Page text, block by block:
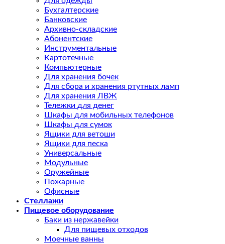
Бухгалтерские
Банковские
Архивно-складские
Абонентские
Инструментальные
Картотечные
Компьютерные
Для хранения бочек
Для сбора и хранения ртутных ламп
Для хранения ЛВЖ
Тележки для денег
Шкафы для мобильных телефонов
Шкафы для сумок
Ящики для ветоши
Ящики для песка
Универсальные
Модульные
Оружейные
Пожарные
Офисные
Стеллажи
Пищевое оборудование
Баки из нержавейки
Для пищевых отходов
Моечные ванны